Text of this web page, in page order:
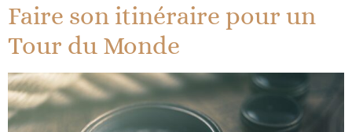
Faire son itinéraire pour un
Tour du Monde